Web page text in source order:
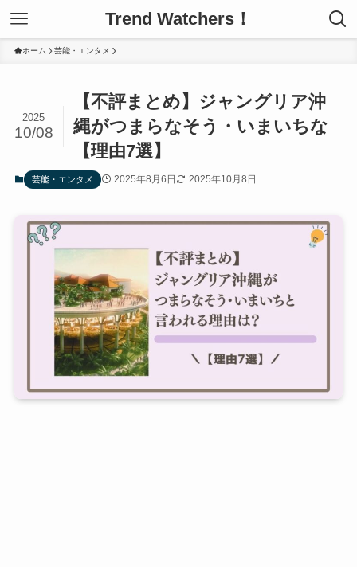
Trend Watchers！
ホーム 芸能・エンタメ
【不評まとめ】ジャングリア沖
縄がつまらなそう・いまいちな
【理由7選】
2025
10/08
芸能・エンタメ 2025年8月6日 2025年10月8日